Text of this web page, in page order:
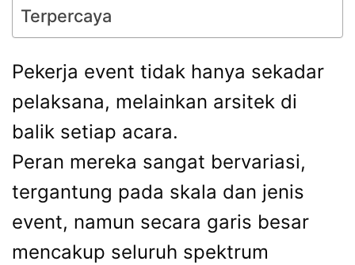
Terpercaya
Pekerja event tidak hanya sekadar
pelaksana, melainkan arsitek di
balik setiap acara.
Peran mereka sangat bervariasi,
tergantung pada skala dan jenis
event, namun secara garis besar
mencakup seluruh spektrum